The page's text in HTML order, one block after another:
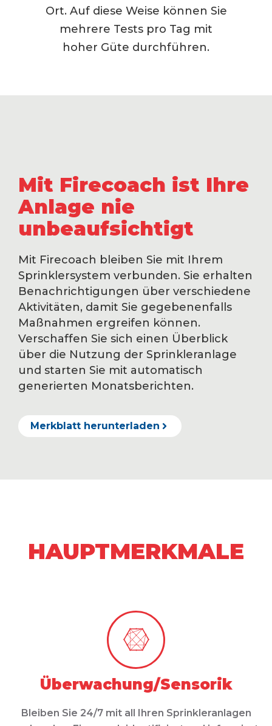
Ort. Auf diese Weise können Sie
mehrere Tests pro Tag mit
hoher Güte durchführen.
Mit Firecoach ist Ihre
Anlage nie
unbeaufsichtigt
Mit Firecoach bleiben Sie mit Ihrem
Sprinklersystem verbunden. Sie erhalten
Benachrichtigungen über verschiedene
Aktivitäten, damit Sie gegebenenfalls
Maßnahmen ergreifen können.
Verschaffen Sie sich einen Überblick
über die Nutzung der Sprinkleranlage
und starten Sie mit automatisch
generierten Monatsberichten.
Merkblatt herunterladen
HAUPTMERKMALE
Überwachung/Sensorik
Bleiben Sie 24/7 mit all Ihren Sprinkleranlagen